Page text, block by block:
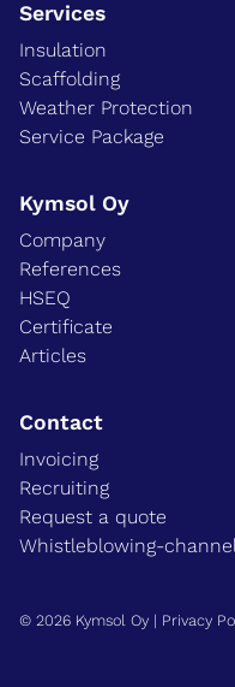
Services
Insulation
Scaffolding
Weather Protection
Service Package
Kymsol Oy
Company
References
HSEQ
Certificate
Articles
Contact
Invoicing
Recruiting
Request a quote
Whistleblowing-
© 2026 Kymsol Oy | Privacy